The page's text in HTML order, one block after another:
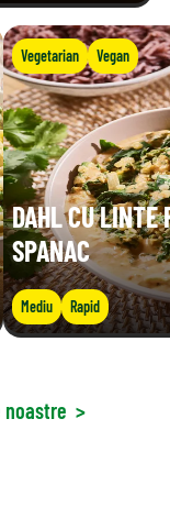
Vegetarian Vegan
DAHL CU LINTE
SPANAC
Mediu Rapid
>